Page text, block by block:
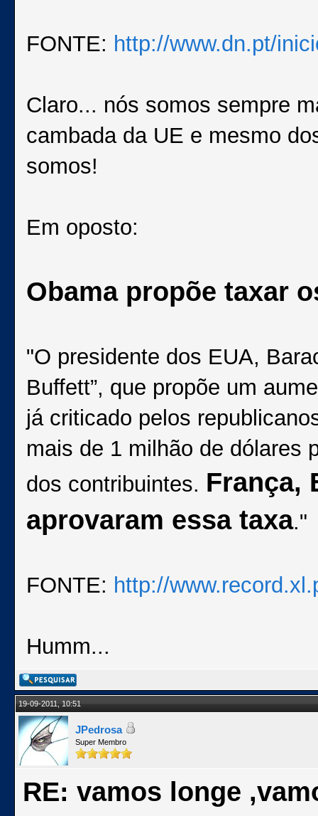
FONTE: http://www.dn.pt/
Claro... nós somos sempre
cambada da UE e mesmo
somos!
Em oposto:
Obama propõe taxar
"O presidente dos EUA,
Buffett”, que propõe um
já criticado pelos
mais de 1 milhão de dólares
dos contribuintes. França,
aprovaram essa taxa."
FONTE: http://
Humm...
19-09-2011, 10:51
JPedrosa
Super Membro
RE: vamos longe